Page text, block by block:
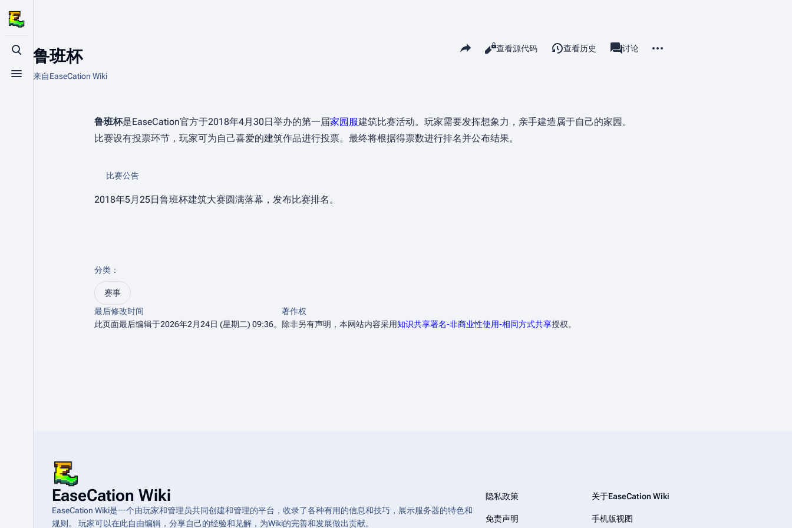
打开/关闭搜索
打开/关闭菜单
鲁班杯
来自EaseCation Wiki
分享此页面
查看阅读
查看源代码 查看历史 associated-pages
页面
讨论
鲁班杯是EaseCation官方于2018年4月30日举办的第一届家园服建筑比赛活动。玩家需要发挥想象力，亲手建造属于自己的家园。
比赛设有投票环节，玩家可为自己喜爱的建筑作品进行投票。最终将根据得票数进行排名并公布结果。
比赛公告
2018年5月25日鲁班杯建筑大赛圆满落幕，发布比赛排名。
分类 ：​
赛事
最后修改时间
此页面最后编辑于2026年2月24日 (星期二) 09:36。
著作权
除非另有声明，本网站内容采用知识共享署名-非商业性使用-相同方式共享授权。
EaseCation Wiki
EaseCation Wiki是一个由玩家和管理员共同创建和管理的平台，收录了各种有用的信息和技巧，展示服务器的特色和
规则。 玩家可以在此自由编辑，分享自己的经验和见解，为Wiki的完善和发展做出贡献。
隐私政策 关于EaseCation Wiki
免责声明 手机版视图